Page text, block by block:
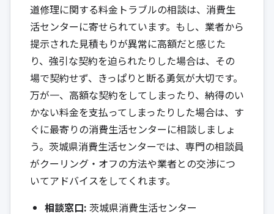
道修理に関する料金トラブルの相談は、消費生
活センターに寄せられています。もし、業者から
提示された見積もりが異常に高額だと感じた
り、強引な契約を迫られたりした場合は、その
場で契約せず、きっぱりと断る勇気が大切です。
万が一、高額な契約をしてしまったり、納得のい
かない料金を支払ってしまったりした場合は、す
ぐに最寄りの消費生活センターに相談しましょ
う。茨城県消費生活センターでは、専門の相談員
がクーリング・オフの方法や業者との交渉につ
いてアドバイスをしてくれます。
相談窓口: 茨城県消費生活センター